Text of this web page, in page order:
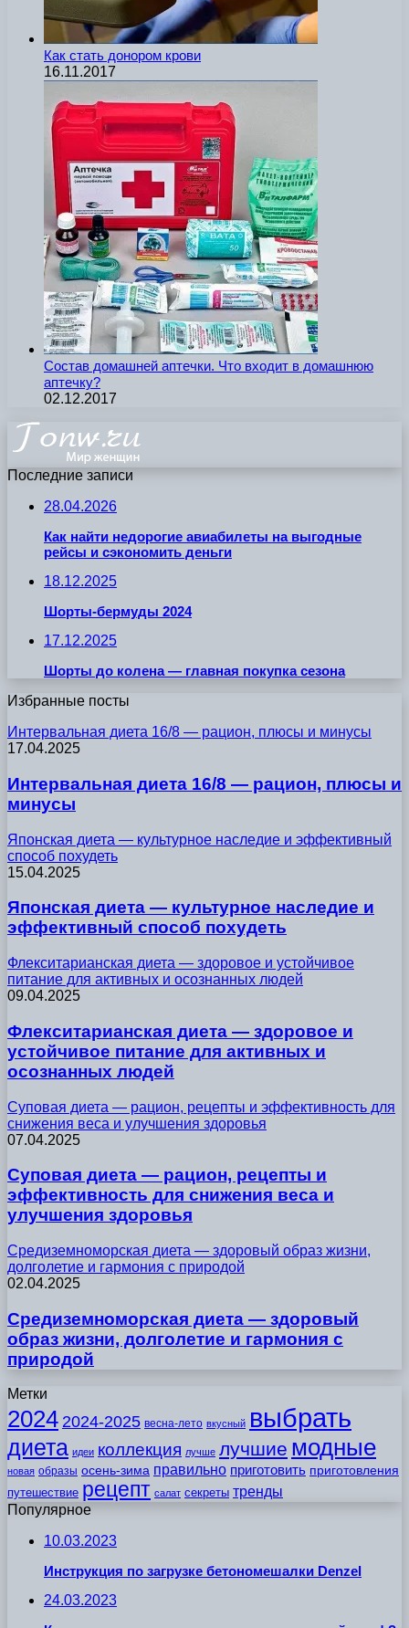
Как стать донором крови
16.11.2017
Состав домашней аптечки. Что входит в домашнюю
аптечку?
02.12.2017
Последние записи
28.04.2026
Как найти недорогие авиабилеты на выгодные
рейсы и сэкономить деньги
18.12.2025
Шорты-бермуды 2024
17.12.2025
Шорты до колена — главная покупка сезона
Избранные посты
Интервальная диета 16/8 — рацион, плюсы и минусы
17.04.2025
Интервальная диета 16/8 — рацион, плюсы и
минусы
Японская диета — культурное наследие и эффективный
способ похудеть
15.04.2025
Японская диета — культурное наследие и
эффективный способ похудеть
Флекситарианская диета — здоровое и устойчивое
питание для активных и осознанных людей
09.04.2025
Флекситарианская диета — здоровое и
устойчивое питание для активных и
осознанных людей
Суповая диета — рацион, рецепты и эффективность для
снижения веса и улучшения здоровья
07.04.2025
Суповая диета — рацион, рецепты и
эффективность для снижения веса и
улучшения здоровья
Средиземноморская диета — здоровый образ жизни,
долголетие и гармония с природой
02.04.2025
Средиземноморская диета — здоровый
образ жизни, долголетие и гармония с
природой
Метки
2024 2024-2025 весна-лето вкусный выбрать
диета идеи коллекция лучше лучшие модные
новая образы осень-зима правильно приготовить приготовления
путешествие рецепт салат секреты тренды
Популярное
10.03.2023
Инструкция по загрузке бетономешалки Denzel
24.03.2023